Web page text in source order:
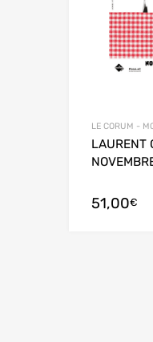
LE CORUM -
LAURENT
51,00€